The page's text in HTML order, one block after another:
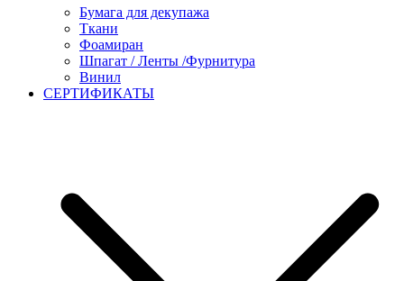
Бумага для декупажа
Ткани
Фоамиран
Шпагат / Ленты /Фурнитура
Винил
СЕРТИФИКАТЫ